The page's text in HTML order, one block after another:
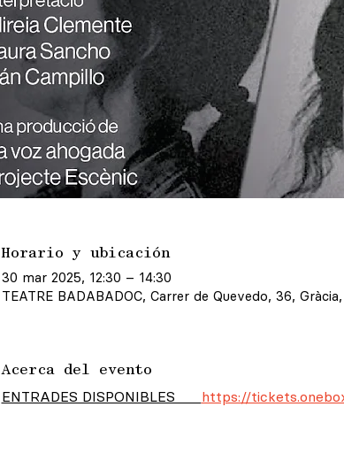
Horario y ubicación
30 mar 2025, 12:30 – 14:30
TEATRE BADABADOC, Carrer de Quevedo, 36,
Acerca del evento
ENTRADES DISPONIBLES https://